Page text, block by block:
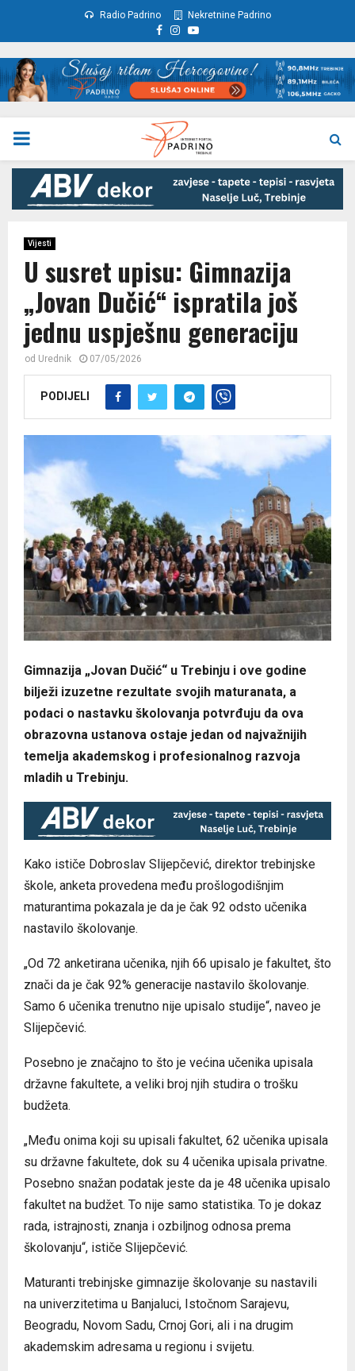
Radio Padrino Nekretnine Padrino
Facebook
Instagram
Youtube
PRIMARY
MENU
Vijesti
U susret upisu: Gimnazija
„Jovan Dučić“ ispratila još
jednu uspješnu generaciju
od Urednik 07/05/2026
PODIJELI
Gimnazija „Jovan Dučić“ u Trebinju i ove godine
bilježi izuzetne rezultate svojih maturanata, a
podaci o nastavku školovanja potvrđuju da ova
obrazovna ustanova ostaje jedan od najvažnijih
temelja akademskog i profesionalnog razvoja
mladih u Trebinju.
Kako ističe Dobroslav Slijepčević, direktor trebinjske
škole, anketa provedena među prošlogodišnjim
maturantima pokazala je da je čak 92 odsto učenika
nastavilo školovanje.
„Od 72 anketirana učenika, njih 66 upisalo je fakultet, što
znači da je čak 92% generacije nastavilo školovanje.
Samo 6 učenika trenutno nije upisalo studije“, naveo je
Slijepčević.
Posebno je značajno to što je većina učenika upisala
državne fakultete, a veliki broj njih studira o trošku
budžeta.
„Među onima koji su upisali fakultet, 62 učenika upisala
su državne fakultete, dok su 4 učenika upisala privatne.
Posebno snažan podatak jeste da je 48 učenika upisalo
fakultet na budžet. To nije samo statistika. To je dokaz
rada, istrajnosti, znanja i ozbiljnog odnosa prema
školovanju“, ističe Slijepčević.
Maturanti trebinjske gimnazije školovanje su nastavili
na univerzitetima u Banjaluci, Istočnom Sarajevu,
Beogradu, Novom Sadu, Crnoj Gori, ali i na drugim
akademskim adresama u regionu i svijetu.